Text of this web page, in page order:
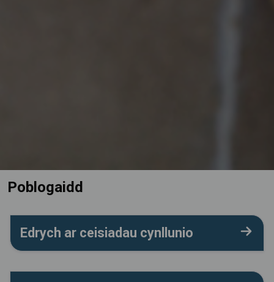
Poblogaidd
Edrych ar ceisiadau cynllunio